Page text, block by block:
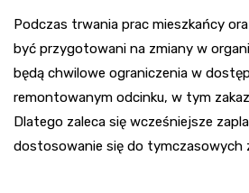
Podczas trwania prac mieszkańcy
być przygotowani na zmiany w
będą chwilowe ograniczenia w
remontowanym odcinku, w tym
Dlatego zaleca się wcześniejsze
dostosowanie się do tymczasowych